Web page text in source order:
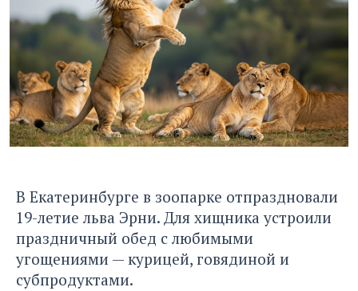
В Екатеринбурге в зоопарке отпраздновали
19-летие льва Эрни. Для хищника устроили
праздничный обед с любимыми
угощениями — курицей, говядиной и
субпродуктами.